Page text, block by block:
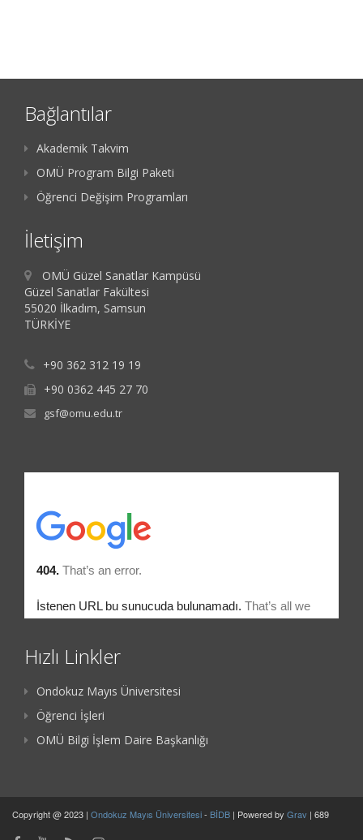
Bağlantılar
Akademik Takvim
OMÜ Program Bilgi Paketi
Öğrenci Değişim Programları
İletişim
OMÜ Güzel Sanatlar Kampüsü
Güzel Sanatlar Fakültesi
55020 İlkadım, Samsun
TÜRKİYE
+90 362 312 19 19
+90 0362 445 27 70
gsf@omu.edu.tr
Hızlı Linkler
Ondokuz Mayıs Üniversitesi
Öğrenci İşleri
OMÜ Bilgi İşlem Daire Başkanlığı
Copyright @ 2023 | Ondokuz Mayıs Üniversitesi- BİDB | Powered by Grav | 689